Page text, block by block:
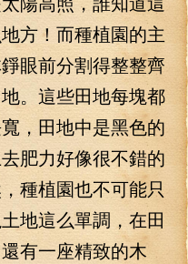
方！而種植園的主
眼前分割得整整齊
。這些田地每塊都
，田地中是黑色的
肥力好像很不錯的
種植園也不可能只
地這么單調，在田
有一座精致的木